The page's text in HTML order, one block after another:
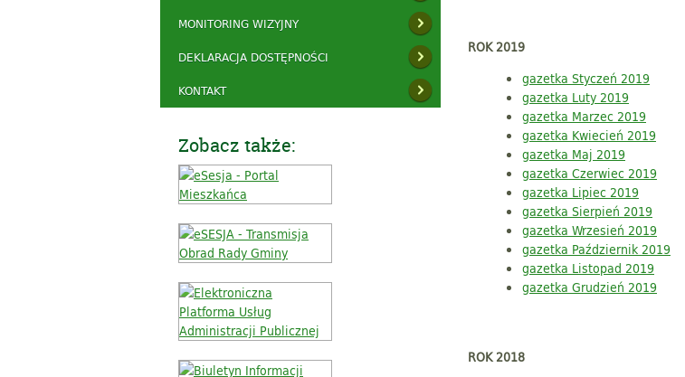
MONITORING WIZYJNY
DEKLARACJA DOSTĘPNOŚCI
KONTAKT
Zobacz także:
ROK 2019
gazetka Styczeń 2019
gazetka Luty 2019
gazetka Marzec 2019
gazetka Kwiecień 2019
gazetka Maj 2019
gazetka Czerwiec 2019
gazetka Lipiec 2019
gazetka Sierpień 2019
gazetka Wrzesień 2019
gazetka Październik 2019
gazetka Listopad 2019
gazetka Grudzień 2019
ROK 2018